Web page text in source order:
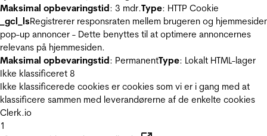
Maksimal opbevaringstid: 3 mdr.Type: HTTP Cookie
_gcl_lsRegistrerer responsraten mellem brugeren og
pop-up annoncer - Dette benyttes til at optimere annoncernes
relevans på hjemmesiden.
Maksimal opbevaringstid: PermanentType: Lokalt HTML-lager
Ikke klassificeret 8
Ikke klassificerede cookies er cookies som vi er i gang med at
klassificere sammen med leverandørerne af de enkelte cookies
Clerk.io
1